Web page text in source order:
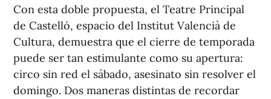
Con esta doble propuesta, el Teatre Principal
de Castelló, espacio del Institut Valencià de
Cultura, demuestra que el cierre de temporada
puede ser tan estimulante como su apertura:
circo sin red el sábado, asesinato sin resolver el
domingo. Dos maneras distintas de recordar